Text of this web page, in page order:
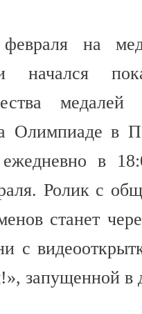
на
начался
Олимпиаде в
ежедневно в
Ролик с
станет
с
запущенной в